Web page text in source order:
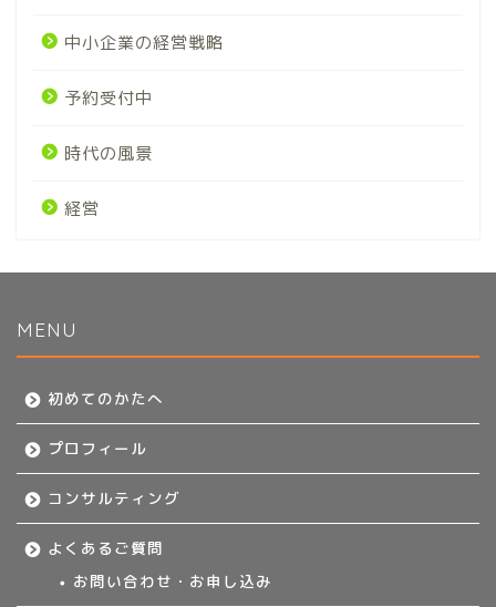
中小企業の経営戦略
予約受付中
時代の風景
経営
MENU
初めてのかたへ
プロフィール
コンサルティング
よくあるご質問
お問い合わせ・お申し込み